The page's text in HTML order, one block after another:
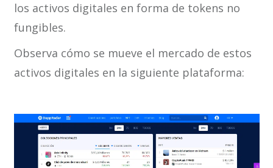
los activos digitales en forma de tokens no
fungibles.
Observa cómo se mueve el mercado de estos
activos digitales en la siguiente plataforma: